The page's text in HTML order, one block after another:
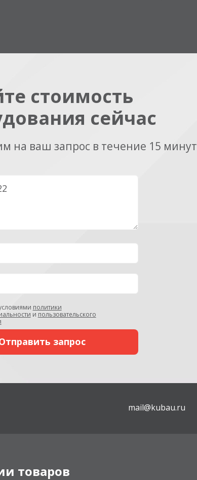
стоимость
сейчас
на ваш запрос в течение 15 минут
политики
и пользовательского
mail@kubau.ru
товаров